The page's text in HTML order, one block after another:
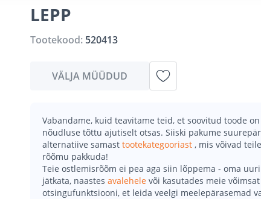
LEPP
Tootekood: 520413
VÄLJA MÜÜDUD
Vabandame, kuid teavitame teid, et soovitud toode
nõudluse tõttu ajutiselt otsas. Siiski pakume
alternatiive samast tootekategooriast , mis võivad
rõõmu pakkuda!
Teie ostlemisrõõm ei pea aga siin lõppema - oma
jätkata, naastes avalehele või kasutades meie võimsat
otsingufunktsiooni, et leida veelgi meelepärasemad